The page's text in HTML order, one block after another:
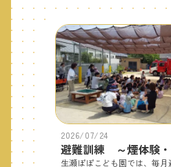
2026/07/24
避難訓練 ～煙体験